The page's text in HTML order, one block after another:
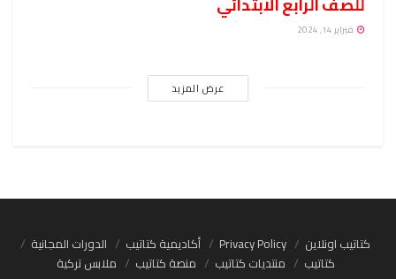
فبراير 14, 2024
عرض المزيد
كتاتيب اونلاين Privacy Policy أكاديمية كتاتيب
الدورات المجانية
كتاتيب
منتديات كتاتيب منصة كتاتيب ملابس تركية